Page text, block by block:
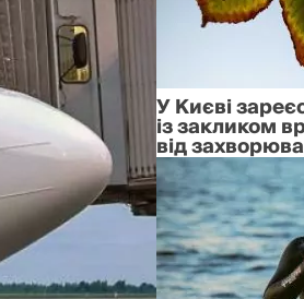
У Києві
із закликом
від